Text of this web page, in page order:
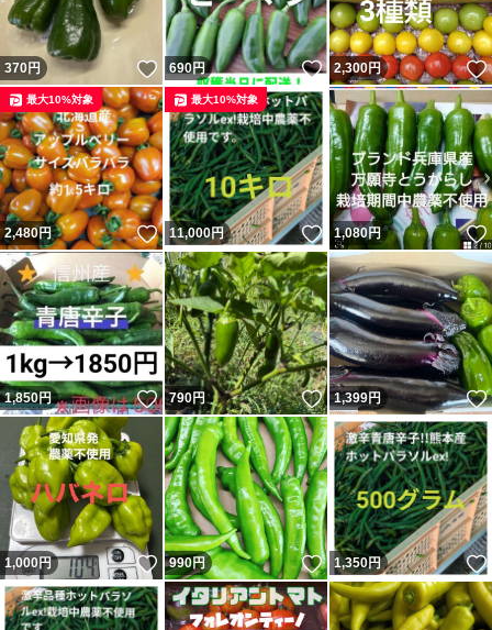
370円 いいね！
690円 いいね！
2,300円
2,480円 いいね！
最大10%対象
11,000円 いいね！
最大10%対象
1,080円
1,850円 いいね！
790円 いいね！
1,399円
1,000円 いいね！
990円 いいね！
1,350円